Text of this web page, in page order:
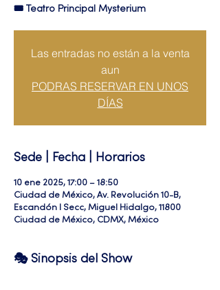
🎟 Teatro Principal Mysterium
Las entradas no están a la venta
aun
PODRAS RESERVAR EN UNOS
DÍAS
Sede | Fecha | Horarios
10 ene 2025, 17:00 – 18:50
Ciudad de México, Av. Revolución 10-B,
Escandón I Secc, Miguel Hidalgo, 11800
Ciudad de México, CDMX, México
🎭 Sinopsis del Show